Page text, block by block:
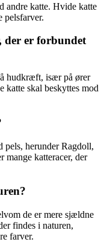
andre katte. Hvide katte
pelsfarver.
der er forbundet
hudkræft, især på ører
katte skal beskyttes mod
pels, herunder Ragdoll,
mange katteracer, der
de er mere sjældne
findes i naturen,
farver.